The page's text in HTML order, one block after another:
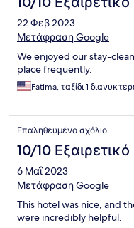
22 Φεβ 2023
Μετάφραση Google
We enjoyed our stay-
place frequently.
Fatima, ταξίδι 1
Επαληθευμένο σχόλιο
10/10 Εξαιρετικό
6 Μαΐ 2023
Μετάφραση Google
This hotel was nice, and
were incredibly helpful.